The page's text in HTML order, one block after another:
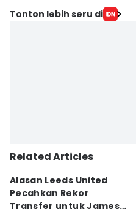
Editor
Tonton lebih seru di
Related Articles
Alasan Leeds United
Pecahkan Rekor
Transfer untuk James